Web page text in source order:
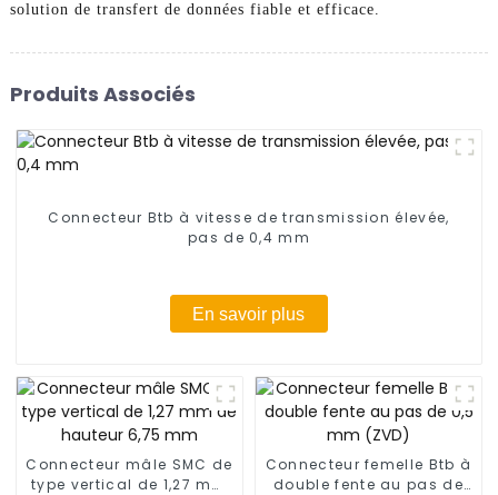
solution de transfert de données fiable et efficace.
Produits Associés
Connecteur Btb à vitesse de transmission élevée,
pas de 0,4 mm
En savoir plus
Connecteur mâle SMC de
type vertical de 1,27 mm
Connecteur femelle Btb à
double fente au pas de